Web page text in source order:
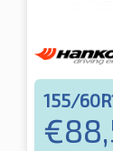
155/
€